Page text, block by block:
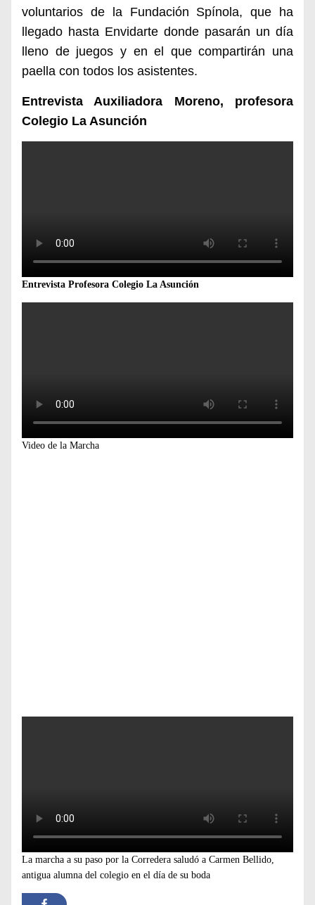
voluntarios de la Fundación Spínola, que ha
llegado hasta Envidarte donde pasarán un día
lleno de juegos y en el que compartirán una
paella con todos los asistentes.
Entrevista Auxiliadora Moreno, profesora
Colegio La Asunción
Entrevista Profesora Colegio La Asunción
Video de la Marcha
La marcha a su paso por la Corredera saludó a Carmen Bellido,
antigua alumna del colegio en el día de su boda